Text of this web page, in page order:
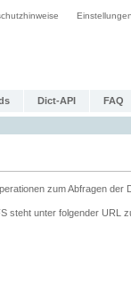
Einstellungen
Dict-API FAQ
zum Abfragen der
steht unter folgender URL